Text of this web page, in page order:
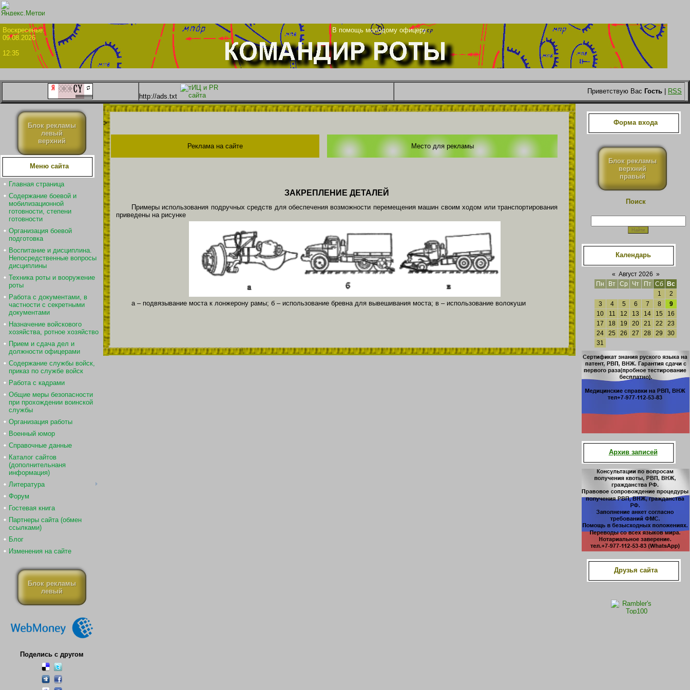
Воскресенье В помощь молодому офицеру
09.08.2026
12:35
http://ads.txt
Приветствую Вас Гость RSS
Блок рекламы
левый
верхний
Меню сайта
Главная страница
Содержание боевой и
мобилизационной
готовности, степени
готовности
Организация боевой
подготовка
Воспитание и дисциплина.
Непосредственные вопросы
дисциплины
Техника роты и вооружение
роты
Работа с документами, в
частности с секретными
документами
Назначение войскового
хозяйства, ротное хозяйство
Прием и сдача дел и
должности офицерами
Содержание службы войск,
приказ по службе войск
Работа с кадрами
Общие меры безопасности
при прохождении воинской
службы
Организация работы
Военный юмор
Справочные данные
Каталог сайтов
(дополнительнаня
информация)
Литература
Форум
Гостевая книга
Партнеры сайта (обмен
ссылками)
Блог
Изменения на сайте
Блок рекламы
левый
Поделись с другом
>
Реклама на сайте Место для рекламы
ЗАКРЕПЛЕНИЕ ДЕТАЛЕЙ
Примеры использования подручных средств для обеспечения возможности перемещения машин своим ходом или транспортирования
приведены на рисунке
а – подвязывание моста к лонжерону рамы; б – использование бревна для вывешивания моста; в – использование волокуши
Форма входа
Блок рекламы
верхний
правый
Поиск
Календарь
« Август 2026 »
Пн
Вт Ср Чт Пт Сб
Вс
1
2
3
4 5 6 7 8
9
10
11 12 13 14 15
16
17
18 19 20 21 22
23
24
25 26 27 28 29
30
31
Архив записей
Друзья сайта